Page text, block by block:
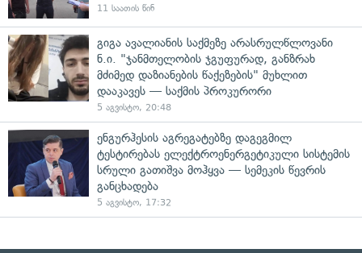
11 საათის წინ
გიგა ავალიანის საქმეზე არასრულწლოვანი
ნ.ი. "ჯანმთელობის ჯგუფურად, განზრახ
მძიმედ დაზიანების წაქეზების" მუხლით
დააკავეს — საქმის პროკურორი
5 აგვისტო, 20:48
ენგურჰესის აგრეგატებზე დაგეგმილ
ტესტირებას ელექტროენერგეტიკული სისტემის
სრული გათიშვა მოჰყვა — სემეკის წევრის
განცხადება
5 აგვისტო, 17:32